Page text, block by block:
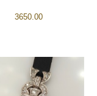
3650.00